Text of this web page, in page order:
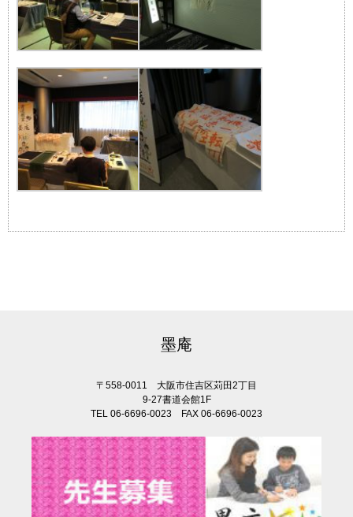
墨庵
〒558-0011 大阪市住吉区苅田2丁目
9-27書道会館1F
TEL 06-6696-0023 FAX 06-6696-0023